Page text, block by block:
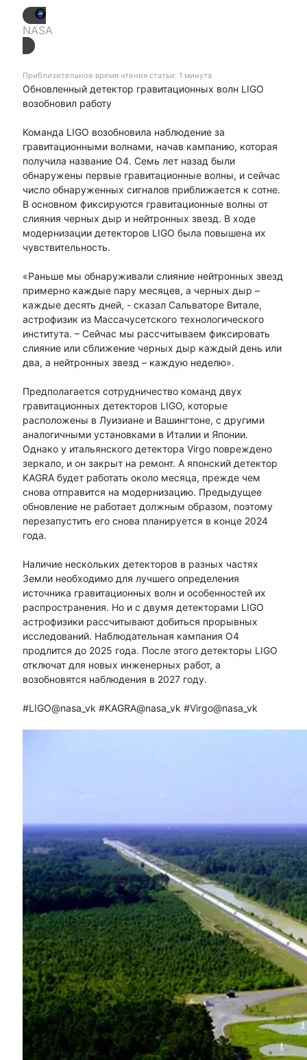
NASA
Приблизительное время чтения статьи: 1 минута
Обновленный детектор гравитационных волн LIGO
возобновил работу
Команда LIGO возобновила наблюдение за
гравитационными волнами, начав кампанию, которая
получила название О4. Семь лет назад были
обнаружены первые гравитационные волны, и сейчас
число обнаруженных сигналов приближается к сотне.
В основном фиксируются гравитационные волны от
слияния черных дыр и нейтронных звезд. В ходе
модернизации детекторов LIGO была повышена их
чувствительность.
«Раньше мы обнаруживали слияние нейтронных звезд
примерно каждые пару месяцев, а черных дыр –
каждые десять дней, - сказал Сальваторе Витале,
астрофизик из Массачусетского технологического
института. – Сейчас мы рассчитываем фиксировать
слияние или сближение черных дыр каждый день или
два, а нейтронных звезд – каждую неделю».
Предполагается сотрудничество команд двух
гравитационных детекторов LIGO, которые
расположены в Луизиане и Вашингтоне, с другими
аналогичными установками в Италии и Японии.
Однако у итальянского детектора Virgo повреждено
зеркало, и он закрыт на ремонт. А японский детектор
KAGRA будет работать около месяца, прежде чем
снова отправится на модернизацию. Предыдущее
обновление не работает должным образом, поэтому
перезапустить его снова планируется в конце 2024
года.
Наличие нескольких детекторов в разных частях
Земли необходимо для лучшего определения
источника гравитационных волн и особенностей их
распространения. Но и с двумя детекторами LIGO
астрофизики рассчитывают добиться прорывных
исследований. Наблюдательная кампания О4
продлится до 2025 года. После этого детекторы LIGO
отключат для новых инженерных работ, а
возобновятся наблюдения в 2027 году.
#LIGO@nasa_vk #KAGRA@nasa_vk #Virgo@nasa_vk